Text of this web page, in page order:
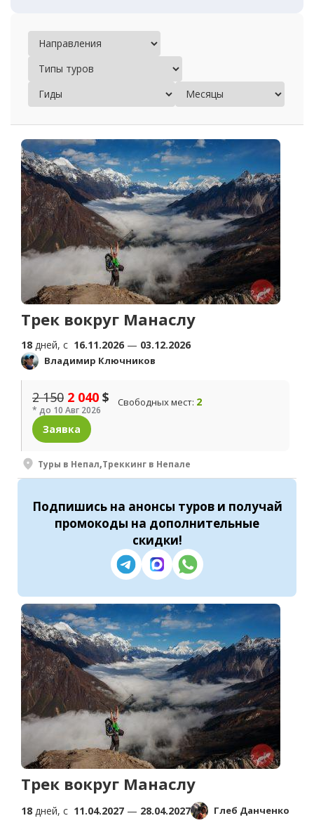
Трек вокруг Манаслу
18 дней, c 16.11.2026 — 03.12.2026
Владимир Ключников
2 150 2 040 $
* до 10 Авг 2026
Свободных мест: 2
Заявка
Туры в Непал,Треккинг в Непале
Подпишисьна анонсы туров и получай
промокоды на дополнительные
скидки!
Трек вокруг Манаслу
18 дней, c 11.04.2027 — 28.04.2027 Глеб Данченко